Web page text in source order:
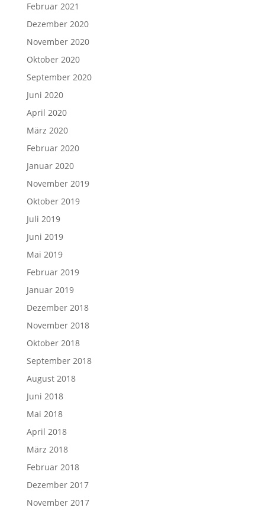
Februar 2021
Dezember 2020
November 2020
Oktober 2020
September 2020
Juni 2020
April 2020
März 2020
Februar 2020
Januar 2020
November 2019
Oktober 2019
Juli 2019
Juni 2019
Mai 2019
Februar 2019
Januar 2019
Dezember 2018
November 2018
Oktober 2018
September 2018
August 2018
Juni 2018
Mai 2018
April 2018
März 2018
Februar 2018
Dezember 2017
November 2017